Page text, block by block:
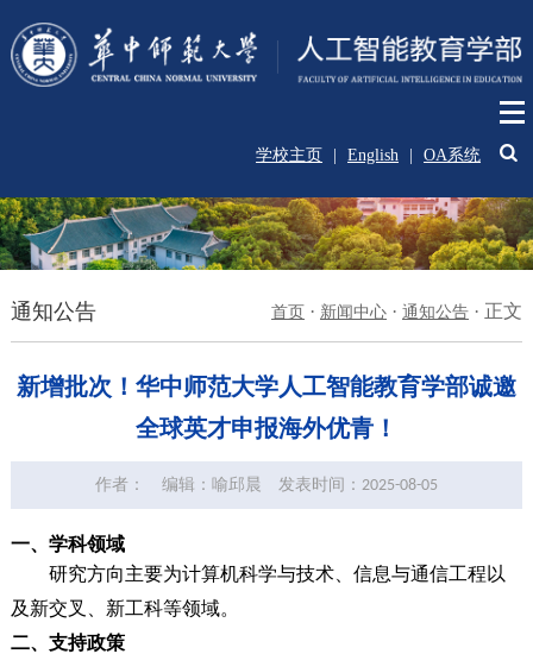
学校主页 English OA系统
通知公告 首页 · 新闻中心 ·通知公告 · 正文
新增批次！华中师范大学人工智能教育学部诚邀
全球英才申报海外优青！
作者： 编辑：喻邱晨 发表时间：2025-08-05
一、学科领域
研究方向主要为计算机科学与技术、信息与通信工程以
及新交叉、新工科等领域。
二、支持政策